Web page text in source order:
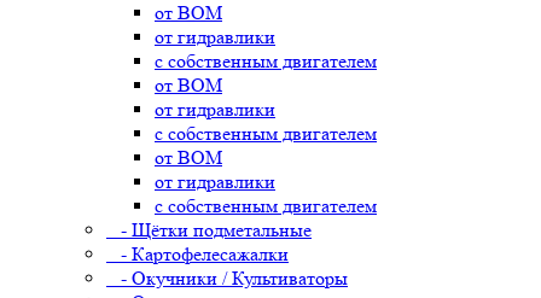
от ВОМ
от гидравлики
с собственным двигателем
от ВОМ
от гидравлики
с собственным двигателем
от ВОМ
от гидравлики
с собственным двигателем
- Щётки подметальные
- Картофелесажалки
- Окучники / Культиваторы